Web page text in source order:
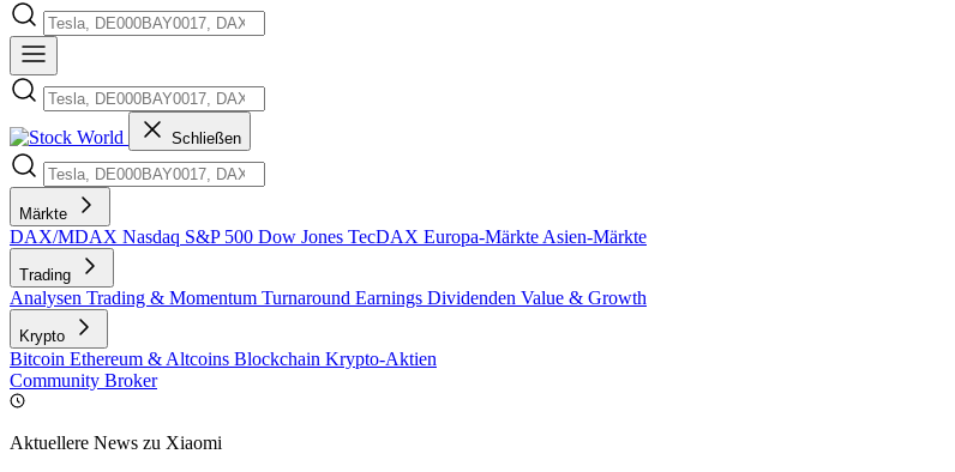
Schließen
Märkte
DAX/MDAX Nasdaq S&P 500 Dow Jones TecDAX Europa-Märkte Asien-Märkte
Trading
Analysen Trading & Momentum Turnaround Earnings Dividenden Value & Growth
Krypto
Bitcoin Ethereum & Altcoins Blockchain Krypto-Aktien
Community Broker
Aktuellere News zu Xiaomi